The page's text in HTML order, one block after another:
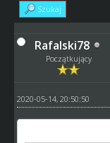
Szukaj
Rafalski78
Początkujący
2020-05-14, 20:50:50